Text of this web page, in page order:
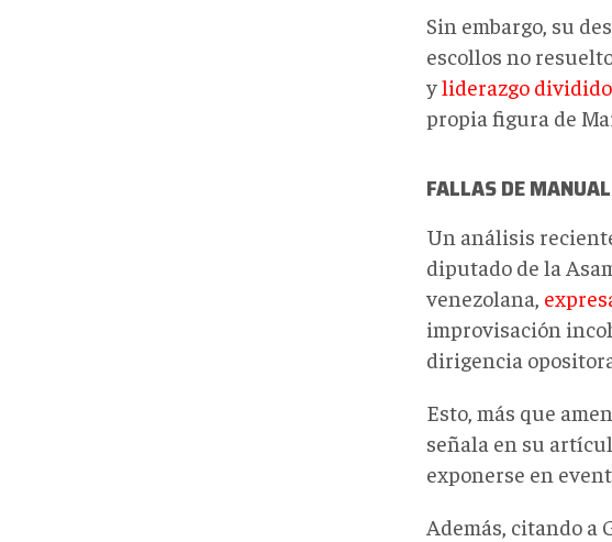
Sin embargo, su
escollos no
yliderazgo dividido
propia figura de
FALLAS DE MANUAL
Un análisis
diputado de la
venezolana,
improvisación
dirigencia
Esto, más que
señala en su
exponerse en
Además, citando a